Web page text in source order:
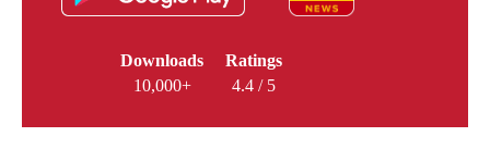
Downloads
10,000+
Ratings
4.4 / 5